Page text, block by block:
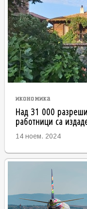
икономика
Над 31 000
работници са
14 ноем. 2024